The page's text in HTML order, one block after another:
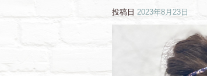
投稿日 2023年8月23日